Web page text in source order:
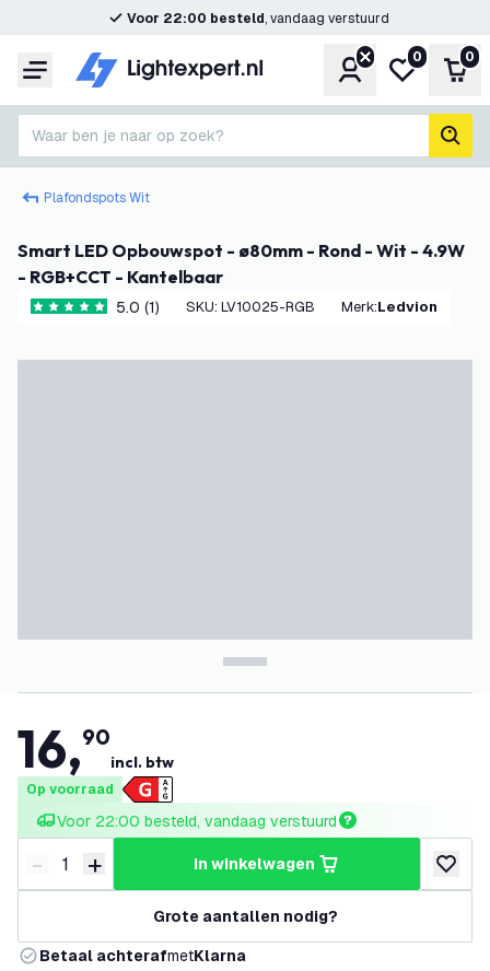
Voor 22:00 besteld, vandaag verstuurd
Menu Account
Mijn
0 0
Waar ben je naar op zoek?
Plafondspots Wit
Smart LED Opbouwspot - ø80mm - Rond - Wit - 4.9W
- RGB+CCT - Kantelbaar
5 score sterren5.0 (1) SKU: LV10025-RGB Merk: Ledvion
16,90
incl. btw
Op voorraad
Voor 22:00 besteld, vandaag verstuurd
Verminder hoeveelheid
- Verhoog hoeveelheid
+ in winkelwagen
Grote aantallen nodig?
Betaal achterafmetKlarna